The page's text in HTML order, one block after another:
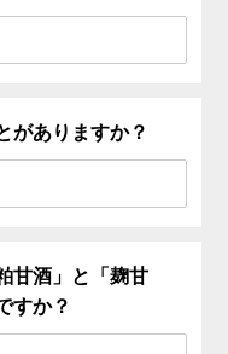
がありますか？
甘酒」と「麹甘
すか？